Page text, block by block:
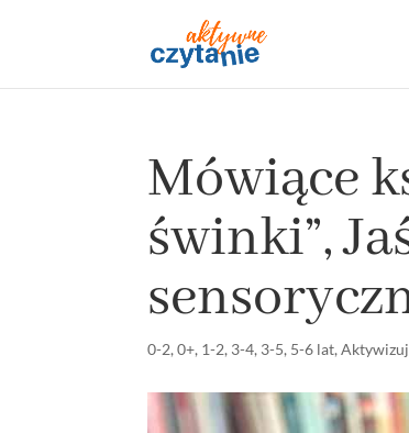
Mówiące
świnki”,
0-2,0+, 1-2, 3-4, 3-5, 5-6 lat,